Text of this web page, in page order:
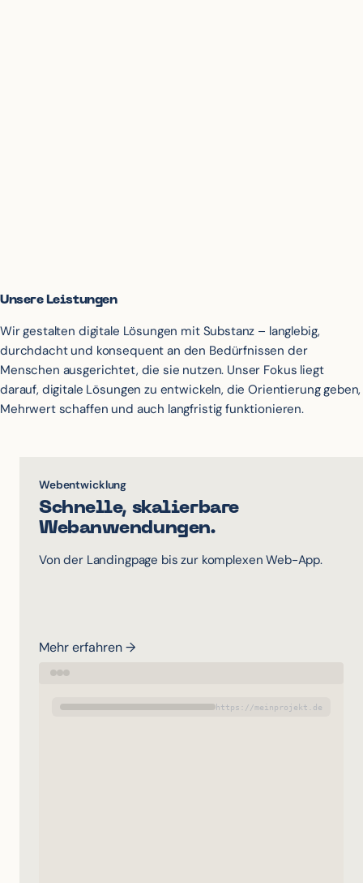
Unsere Leistungen
Wir gestalten digitale Lösungen mit Substanz – langlebig,
durchdacht und konsequent an den Bedürfnissen der
Menschen ausgerichtet, die sie nutzen. Unser Fokus liegt
darauf, digitale Lösungen zu entwickeln, die Orientierung geben,
Mehrwert schaffen und auch langfristig funktionieren.
Webentwicklung
Schnelle, skalierbare
Webanwendungen.
Von der Landingpage bis zur komplexen Web-App.
Mehr erfahren →
https://meinprojekt.de